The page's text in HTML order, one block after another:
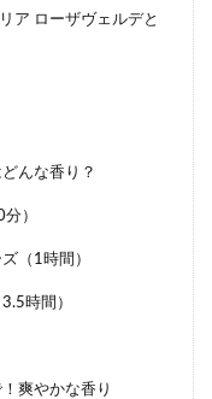
ア ローザヴェルデと
んな香り？
）
（1時間）
時間）
爽やかな香り